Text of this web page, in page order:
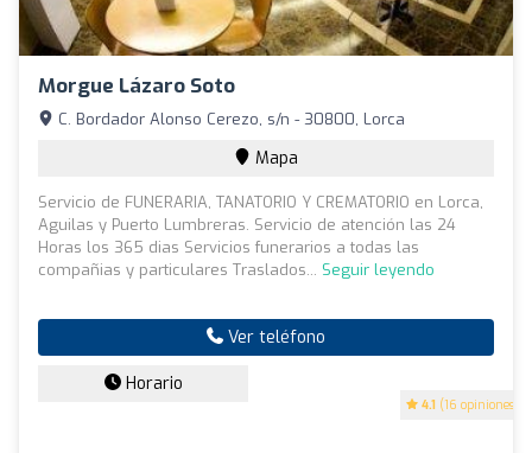
Morgue Lázaro Soto
4.1 (16 opiniones)
C. Bordador Alonso Cerezo, s/n - 30800, Lorca
Mapa
Servicio de FUNERARIA, TANATORIO Y CREMATORIO en Lorca,
Aguilas y Puerto Lumbreras. Servicio de atención las 24
Horas los 365 dias Servicios funerarios a todas las
compañias y particulares Traslados... Seguir leyendo
Ver teléfono
Horario